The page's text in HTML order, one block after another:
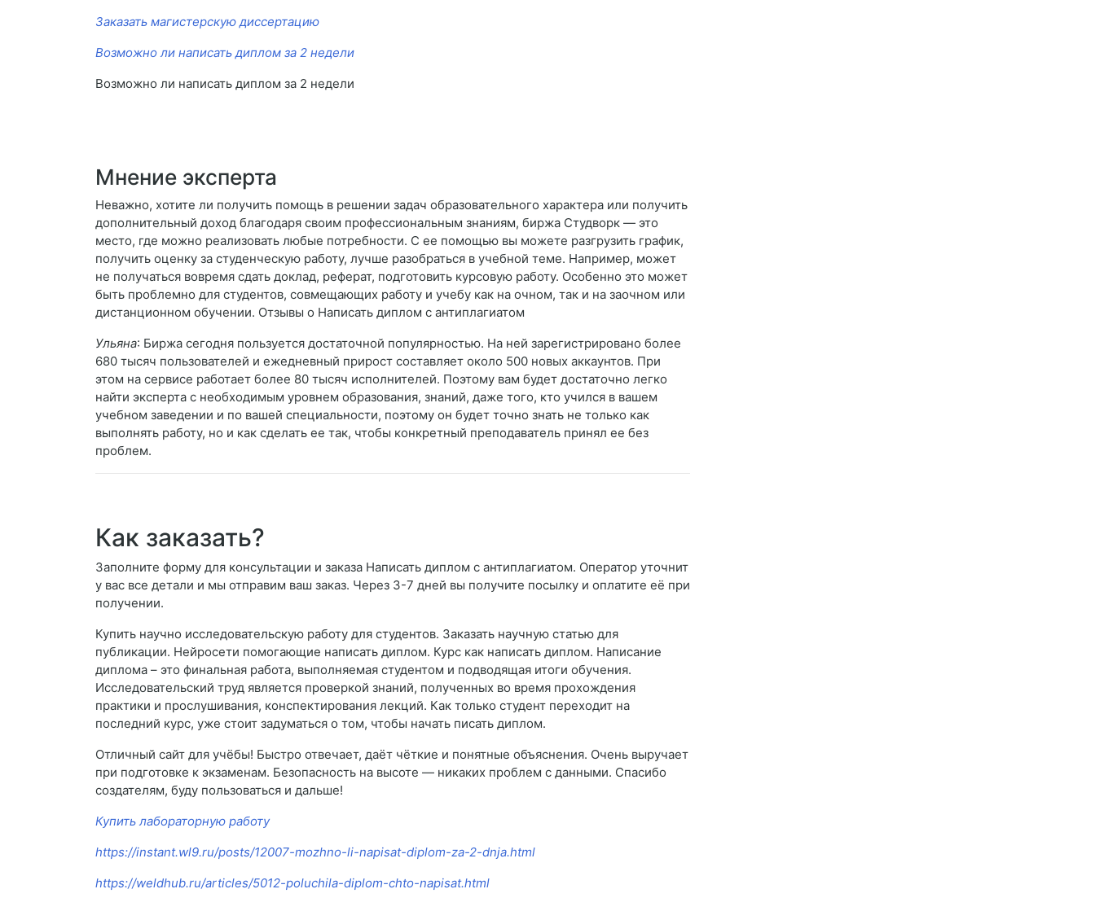
Заказать магистерскую диссертацию
Возможно ли написать диплом за 2 недели
Возможно ли написать диплом за 2 недели
Мнение эксперта
Неважно, хотите ли получить помощь в решении задач образовательного характера или получить
дополнительный доход благодаря своим профессиональным знаниям, биржа Студворк — это
место, где можно реализовать любые потребности. С ее помощью вы можете разгрузить график,
получить оценку за студенческую работу, лучше разобраться в учебной теме. Например, может
не получаться вовремя сдать доклад, реферат, подготовить курсовую работу. Особенно это может
быть проблемно для студентов, совмещающих работу и учебу как на очном, так и на заочном или
дистанционном обучении. Отзывы о Написать диплом с антиплагиатом
Ульяна: Биржа сегодня пользуется достаточной популярностью. На ней зарегистрировано более
680 тысяч пользователей и ежедневный прирост составляет около 500 новых аккаунтов. При
этом на сервисе работает более 80 тысяч исполнителей. Поэтому вам будет достаточно легко
найти эксперта с необходимым уровнем образования, знаний, даже того, кто учился в вашем
учебном заведении и по вашей специальности, поэтому он будет точно знать не только как
выполнять работу, но и как сделать ее так, чтобы конкретный преподаватель принял ее без
проблем.
Как заказать?
Заполните форму для консультации и заказа Написать диплом с антиплагиатом. Оператор уточнит
у вас все детали и мы отправим ваш заказ. Через 3-7 дней вы получите посылку и оплатите её при
получении.
Купить научно исследовательскую работу для студентов. Заказать научную статью для
публикации. Нейросети помогающие написать диплом. Курс как написать диплом. Написание
диплома – это финальная работа, выполняемая студентом и подводящая итоги обучения.
Исследовательский труд является проверкой знаний, полученных во время прохождения
практики и прослушивания, конспектирования лекций. Как только студент переходит на
последний курс, уже стоит задуматься о том, чтобы начать писать диплом.
Отличный сайт для учёбы! Быстро отвечает, даёт чёткие и понятные объяснения. Очень выручает
при подготовке к экзаменам. Безопасность на высоте — никаких проблем с данными. Спасибо
создателям, буду пользоваться и дальше!
Купить лабораторную работу
https://instant.wl9.ru/posts/12007-mozhno-li-napisat-diplom-za-2-dnja.html
https://weldhub.ru/articles/5012-poluchila-diplom-chto-napisat.html